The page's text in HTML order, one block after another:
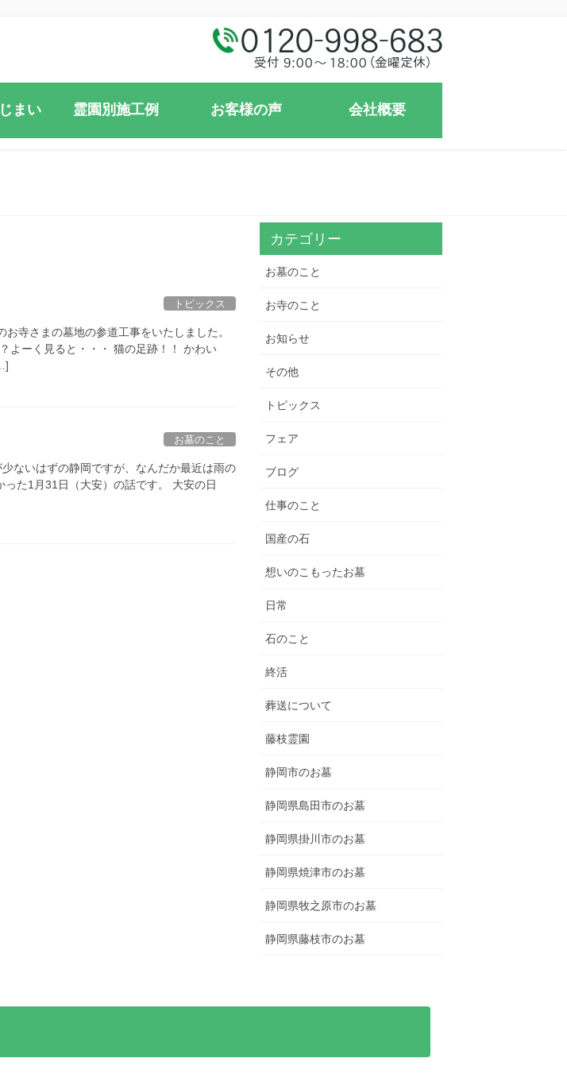
まい 霊園別施工例 お客様の声 会社概要
トピックス
寺さまの墓地の参道工事をいたしました。
よーく見ると・・・ 猫の足跡！！ かわい
お墓のこと
ないはずの静岡ですが、なんだか最近は雨の
た1月31日（大安）の話です。 大安の日
カテゴリー
お墓のこと
お寺のこと
お知らせ
その他
トピックス
フェア
ブログ
仕事のこと
国産の石
想いのこもったお墓
日常
石のこと
終活
葬送について
藤枝霊園
静岡市のお墓
静岡県島田市のお墓
静岡県掛川市のお墓
静岡県焼津市のお墓
静岡県牧之原市のお墓
静岡県藤枝市のお墓